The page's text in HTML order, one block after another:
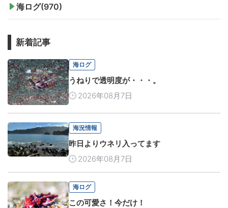
海ログ(970)
新着記事
海ログ
うねりで透明度が・・・。
2026年08月7日
海況情報
昨日よりウネリ入ってます
2026年08月7日
海ログ
この可愛さ！今だけ！